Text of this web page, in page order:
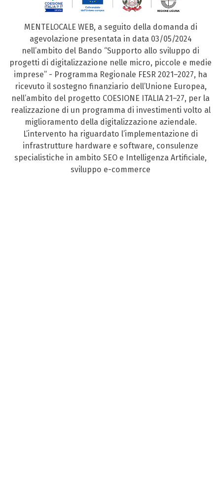
MENTELOCALE WEB, a seguito della domanda di
agevolazione presentata in data 03/05/2024
nell’ambito del Bando “Supporto allo sviluppo di
progetti di digitalizzazione nelle micro, piccole e medie
imprese” - Programma Regionale FESR 2021–2027, ha
ricevuto il sostegno finanziario dell’Unione Europea,
nell’ambito del progetto COESIONE ITALIA 21–27, per la
realizzazione di un programma di investimenti volto al
miglioramento della digitalizzazione aziendale.
L’intervento ha riguardato l’implementazione di
infrastrutture hardware e software, consulenze
specialistiche in ambito SEO e Intelligenza Artificiale,
sviluppo e-commerce